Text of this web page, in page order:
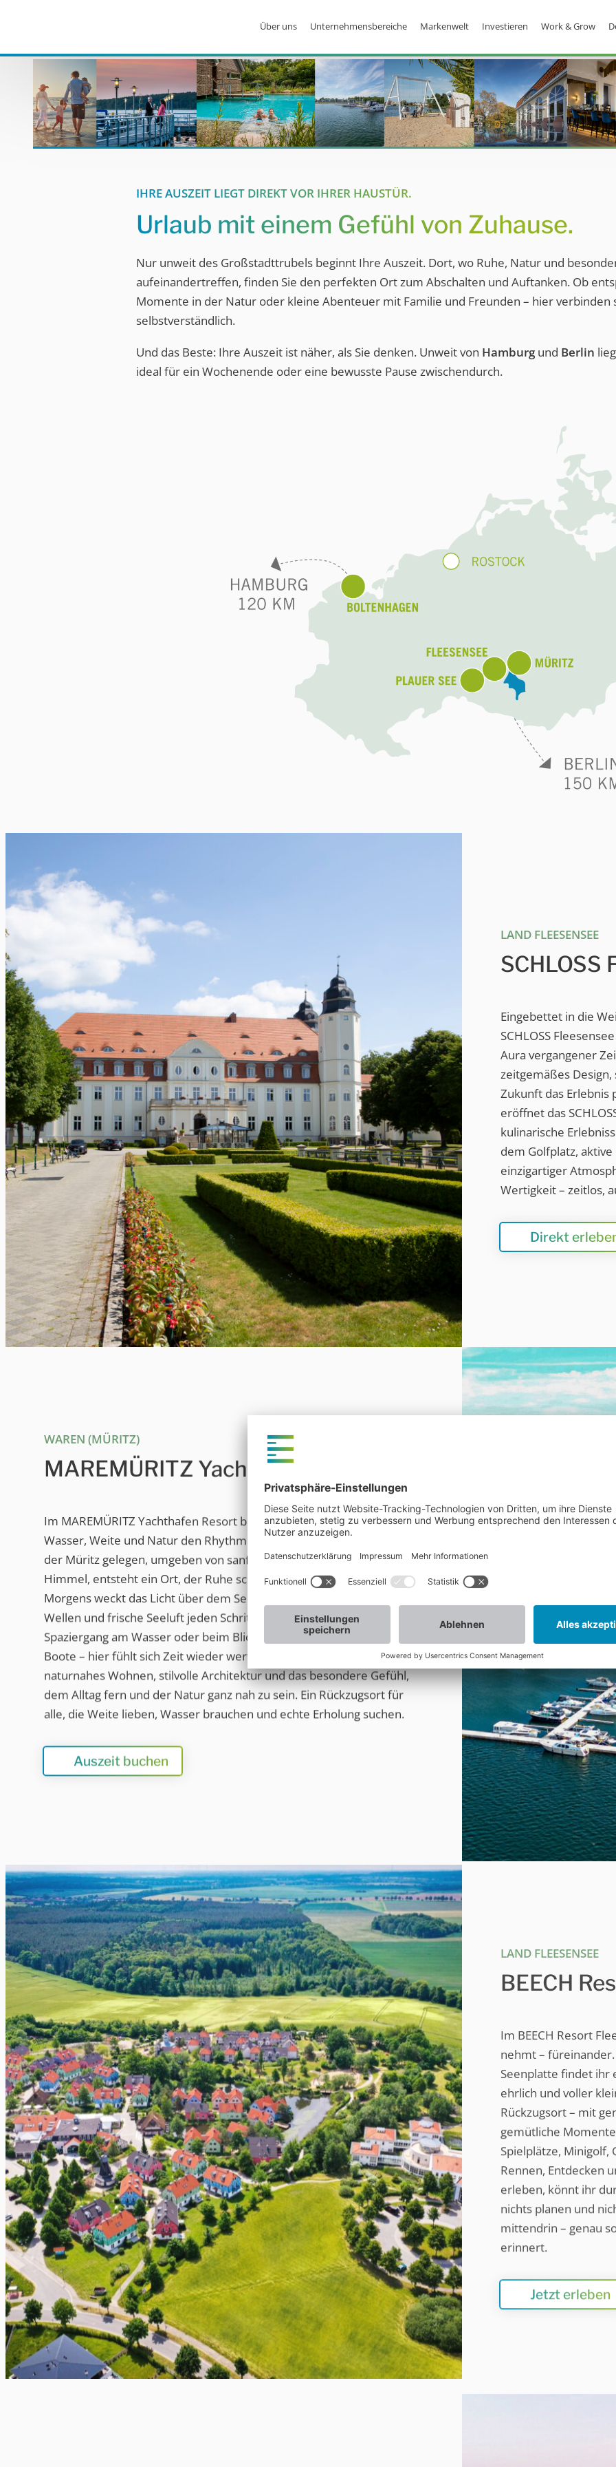
Über uns Unternehmensbereiche Markenwelt Investieren Work & Grow
IHRE AUSZEIT LIEGT DIREKT VOR IHRER HAUSTÜR.
Urlaub mit einem Gefühl von Zuhause.
Nur unweit des Großstadttrubels beginnt Ihre Auszeit. Dort, wo Ruhe, Natur und
aufeinandertreffen, finden Sie den perfekten Ort zum Abschalten und Auftanken. Ob
Momente in der Natur oder kleine Abenteuer mit Familie und Freunden – hier verbinden
selbstverständlich.
Und das Beste: Ihre Auszeit ist näher, als Sie denken. Unweit von Hamburgund Berlin
ideal für ein Wochenende oder eine bewusste Pause zwischendurch.
LAND FLEESENSEE
SCHLOSS
Eingebettet in die
SCHLOSS
Aura vergangener
zeitgemäßes
Zukunft das Erlebnis
eröffnet das
kulinarische
dem Golfplatz,
einzigartiger
Wertigkeit – zeitlos,
Direkt
WAREN (MÜRITZ)
MAREMÜRITZ Yachthafen Resort
Im MAREMÜRITZ Yachthafen Resort beginnt der Urlaub dort, wo
Wasser, Weite und Natur den Rhythmus bestimmen. Direkt am Ufer
der Müritz gelegen, umgeben von sanften Wäldern und offenem
Himmel, entsteht ein Ort, der Ruhe schenkt und gleichzeitig inspiriert.
Morgens weckt das Licht über dem See, tagsüber begleiten leise
Wellen und frische Seeluft jeden Schritt. Ob auf der Terrasse, beim
Spaziergang am Wasser oder beim Blick auf die vorbeiziehenden
Boote – hier fühlt sich Zeit wieder wertvoll an. MAREMÜRTIZ steht für
naturnahes Wohnen, stilvolle Architektur und das besondere Gefühl,
dem Alltag fern und der Natur ganz nah zu sein. Ein Rückzugsort für
alle, die Weite lieben, Wasser brauchen und echte Erholung suchen.
Auszeit buchen
LAND FLEESENSEE
BEECH
Im BEECH Resort
nehmt –
Seenplatte findet ihr
ehrlich und voller
Rückzugsort – mit
gemütliche
Spielplätze, Minigolf,
Rennen, Entdecken
erleben, könnt ihr
nichts planen und
mittendrin – genau
erinnert.
Jetzt erleben